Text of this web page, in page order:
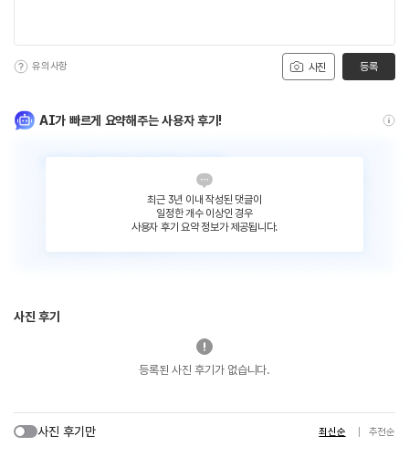
사진
유의사항 등록
AI가 빠르게 요약해주는 사용자 후기!
최근 3년 이내 작성된 댓글이
일정한 개수 이상인 경우
사용자 후기 요약 정보가 제공됩니다.
사진 후기
등록된 사진 후기가 없습니다.
사진 후기만 최신순 추천순